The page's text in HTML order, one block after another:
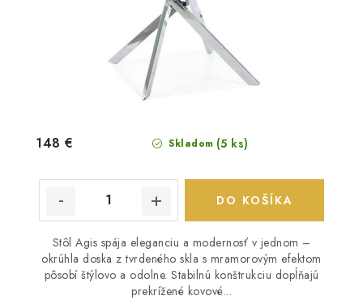
Skladom (5 ks)
148 €
DO KOŠÍKA
Stôl Agis spája eleganciu a modernosť v jednom –
okrúhla doska z tvrdeného skla s mramorovým efektom
pôsobí štýlovo a odolne. Stabilnú konštrukciu dopĺňajú
prekrížené kovové...